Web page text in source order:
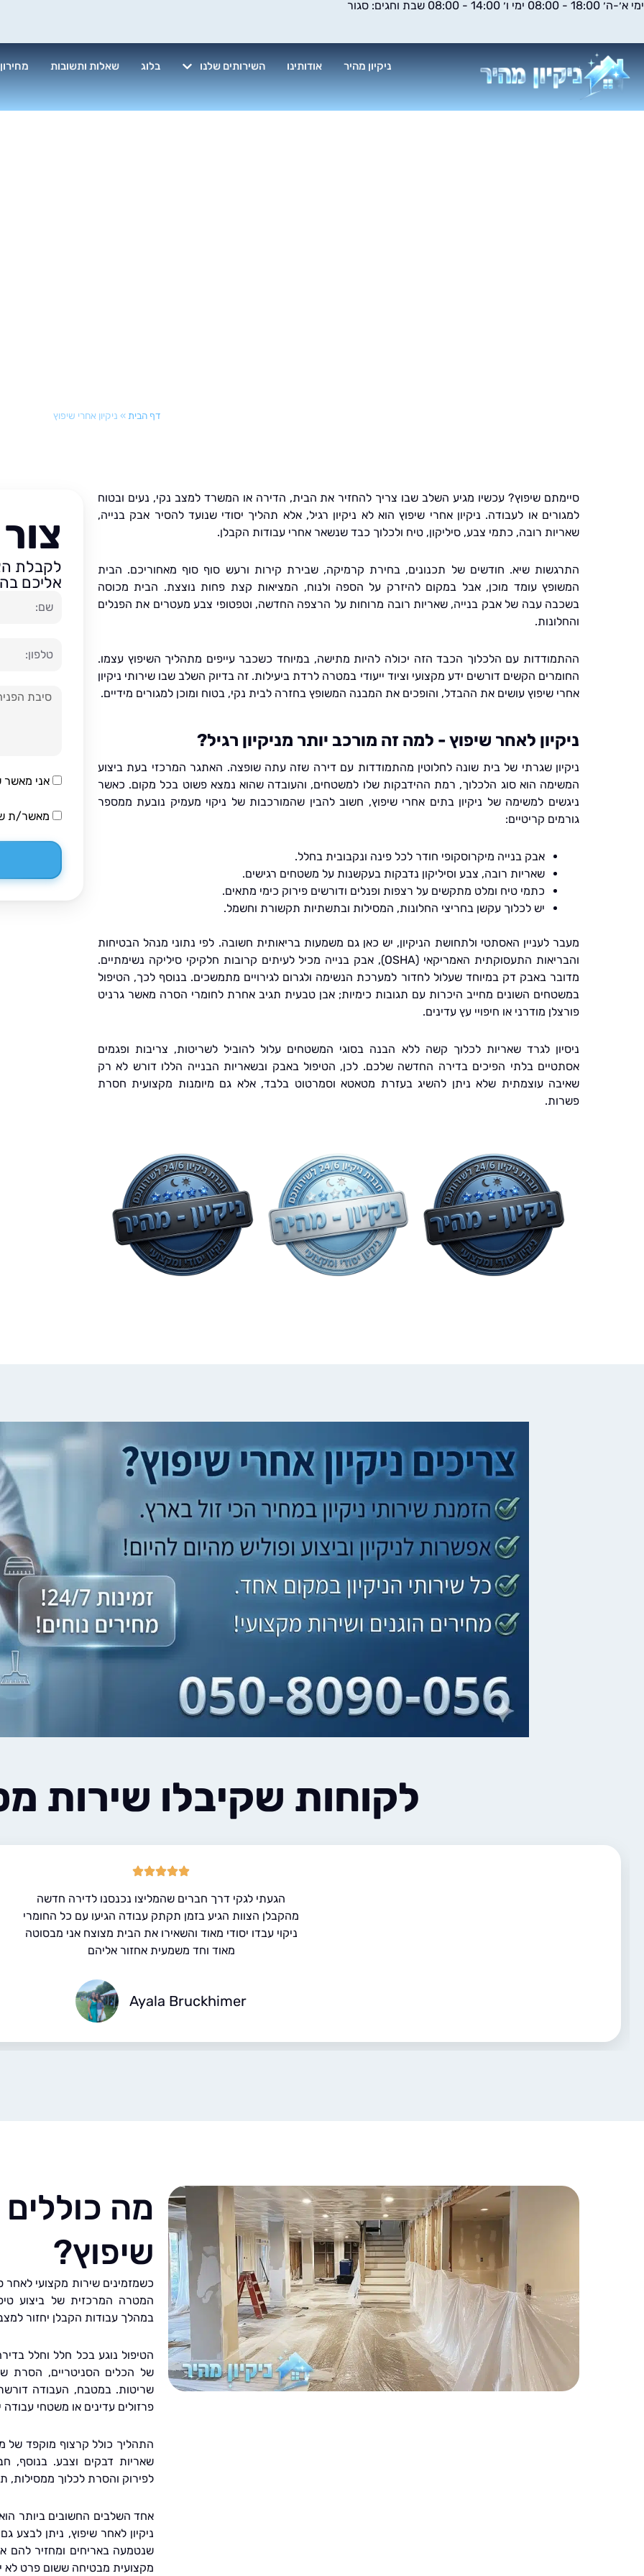
דילוג
ימי א׳-ה׳ 18:00 - 08:00 ימי ו׳ 14:00 - 08:00 שבת וחגים: סגור
ניקיון מהיר אודותינו השירותים שלנו בלוג שאלות ותשובות מחירון
דף הבית » ניקיון אחרי שיפוץ
סיימתם שיפוץ? עכשיו מגיע השלב שבו צריך להחזיר את הבית, הדירה או המשרד למצב נקי, נעים ובטוח
למגורים או לעבודה. ניקיון אחרי שיפוץ הוא לא ניקיון רגיל, אלא תהליך יסודי שנועד להסיר אבק בנייה,
שאריות רובה, כתמי צבע, סיליקון, טיח ולכלוך כבד שנשאר אחרי עבודות הקבלן.
התרגשות שיא. חודשים של תכנונים, בחירת קרמיקה, שבירת קירות ורעש סוף סוף מאחוריכם. הבית
המשופץ עומד מוכן, אבל במקום להיזרק על הספה ולנוח, המציאות קצת פחות נוצצת. הבית מכוסה
בשכבה עבה של אבק בנייה, שאריות רובה מרוחות על הרצפה החדשה, וטפטופי צבע מעטרים את הפנלים
והחלונות.
ההתמודדות עם הלכלוך הכבד הזה יכולה להיות מתישה, במיוחד כשכבר עייפים מתהליך השיפוץ עצמו.
החומרים הקשים דורשים ידע מקצועי וציוד ייעודי במטרה לרדת ביעילות. זה בדיוק השלב שבו שירותי ניקיון
אחרי שיפוץ עושים את ההבדל, והופכים את המבנה המשופץ בחזרה לבית נקי, בטוח ומוכן למגורים מידיים.
ניקיון לאחר שיפוץ - למה זה מורכב יותר מניקיון רגיל?
ניקיון שגרתי של בית שונה לחלוטין מהתמודדות עם דירה שזה עתה שופצה. האתגר המרכזי בעת ביצוע
המשימה הוא סוג הלכלוך, רמת ההידבקות שלו למשטחים, והעובדה שהוא נמצא פשוט בכל מקום. כאשר
ניגשים למשימה של ניקיון בתים אחרי שיפוץ, חשוב להבין שהמורכבות של ניקוי מעמיק נובעת ממספר
גורמים קריטיים:
אבק בנייה מיקרוסקופי חודר לכל פינה ונקבובית בחלל.
שאריות רובה, צבע וסיליקון נדבקות בעקשנות על משטחים רגישים.
כתמי טיח ומלט מתקשים על רצפות ופנלים ודורשים פירוק כימי מתאים.
יש לכלוך עקשן בחריצי החלונות, המסילות ובתשתיות תקשורת וחשמל.
מעבר לעניין האסתטי ולתחושת הניקיון, יש כאן גם משמעות בריאותית חשובה. לפי נתוני מנהל הבטיחות
והבריאות התעסוקתית האמריקאי (OSHA), אבק בנייה מכיל לעיתים קרובות חלקיקי סיליקה נשימתיים.
מדובר באבק דק במיוחד שעלול לחדור למערכת הנשימה ולגרום לגירויים מתמשכים. בנוסף לכך, הטיפול
במשטחים השונים מחייב היכרות עם תגובות כימיות; אבן טבעית תגיב אחרת לחומרי הסרה מאשר גרניט
פורצלן מודרני או חיפויי עץ עדינים.
ניסיון לגרד שאריות לכלוך קשה ללא הבנה בסוגי המשטחים עלול להוביל לשריטות, צריבות ופגמים
אסתטיים בלתי הפיכים בדירה החדשה שלכם. לכן, הטיפול באבק ובשאריות הבנייה הללו דורש לא רק
שאיבה עוצמתית שלא ניתן להשיג בעזרת מטאטא וסמרטוט בלבד, אלא גם מיומנות מקצועית חסרת
פשרות.
לקבלת
אליכם
טלפון
הודעה
אני
מאשר/ת
לקוחות שקיבלו שירות
הגעתי לגקי דרך חברים שהמליצו נכנסנו לדירה חדשה
מהקבלן הצוות הגיע בזמן תקתק עבודה הגיעו עם כל החומרי
ניקוי עבדו יסודי מאוד והשאירו את הבית מצוצח אני מבסוטה
מאוד וחד משמעית אחזור אליהם
Ayala Bruckhimer
מה כוללים
שיפוץ?
כשמזמינים שירות מקצועי
המטרה המרכזית של ביצוע
במהלך עבודות הקבלן יחזור
הטיפול נוגע בכל חלל וחלל
של הכלים הסניטריים, הסרת
שריטות. במטבח, העבודה
פרזולים עדינים או משטחי עבודה
התהליך כולל קרצוף מוקפד של
שאריות דבקים וצבע. בנוסף,
לפירוק והסרת לכלוך ממסילות,
אחד השלבים החשובים ביותר
ניקיון לאחר שיפוץ, ניתן
שנטמעה באריחים ומחזיר להם
מקצועית מבטיחה ששום פרט לא